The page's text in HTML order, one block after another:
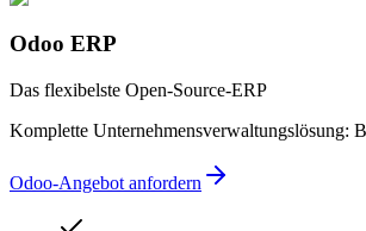
Odoo ERP
Das flexibelste Open-Source-ERP
Komplette Unternehmensverwaltungslösung:
Odoo-Angebot anfordern